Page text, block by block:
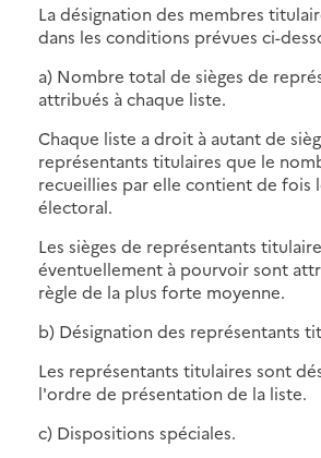
La désignation des membres
dans les conditions prévues ci-
a) Nombre total de sièges de
attribués à chaque liste.
Chaque liste a droit à autant de
représentants titulaires que le
recueillies par elle contient de fois
électoral.
Les sièges de représentants
éventuellement à pourvoir sont
règle de la plus forte moyenne.
b) Désignation des représentants
Les représentants titulaires sont
l'ordre de présentation de la liste.
c) Dispositions spéciales.